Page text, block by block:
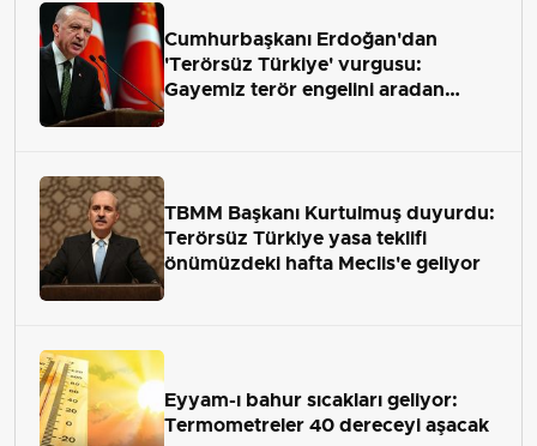
Cumhurbaşkanı Erdoğan'dan
'Terörsüz Türkiye' vurgusu:
Gayemiz terör engelini aradan
TBMM Başkanı Kurtulmuş duyurdu:
Terörsüz Türkiye yasa teklifi
önümüzdeki hafta Meclis'e geliyor
Eyyam-ı bahur sıcakları geliyor:
Termometreler 40 dereceyi aşacak